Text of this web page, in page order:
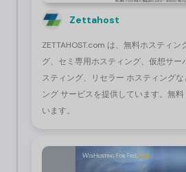
Zettahost
ZETTAHOST.com は、無料ホスティン
グ、セミ専用ホスティング、仮想サ
スティング、リセラー ホスティング
ング サービスを提供しています。無
います。